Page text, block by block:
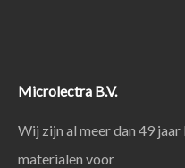
Microlectra B.V.
Wij zijn al meer dan 49
materialen voor